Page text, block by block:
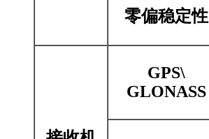
零偏稳定性
GPS\
GLONASS